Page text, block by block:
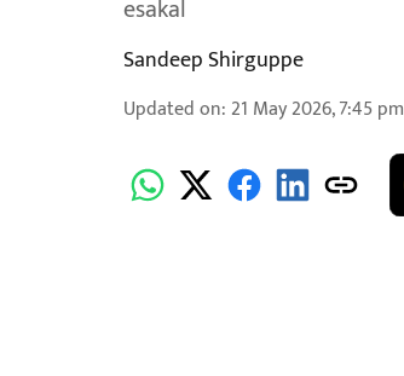
esakal
Sandeep Shirguppe
Updated on: 21 May 2026, 7:45 pm